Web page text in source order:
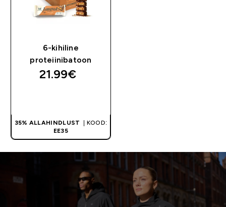
6-kihiline
proteiinibatoon
21.99€‎
35% ALLAHINDLUST
| KOOD:
EE35